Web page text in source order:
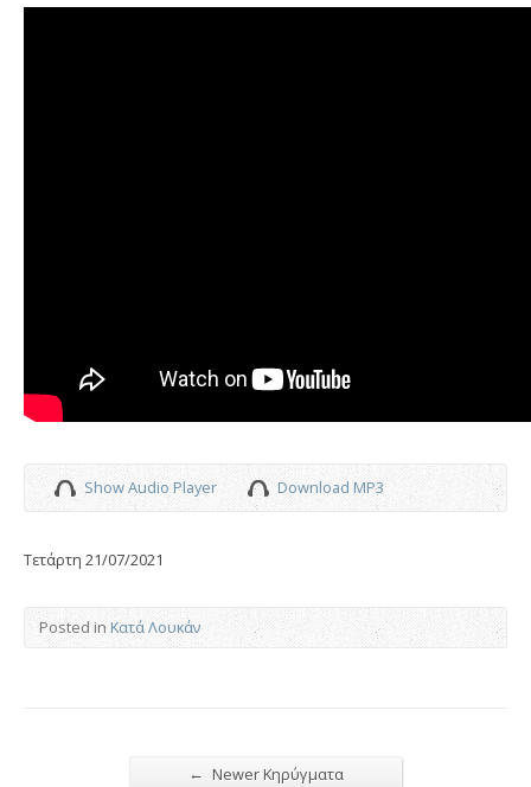
Show Audio Player Download MP3
Τετάρτη 21/07/2021
Posted in Κατά Λουκάν
← Newer Κηρύγματα